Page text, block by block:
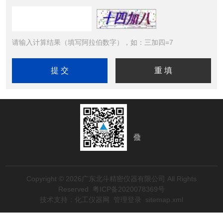
请输入计算结果（填写阿拉伯数字），如：三加四=7
Copyright © 2026广东北斗精密仪器有限公司 All Rights
Reserved
粤ICP备2020078369号
技术支持： 化工仪器网 管理登录 sitemap.xml